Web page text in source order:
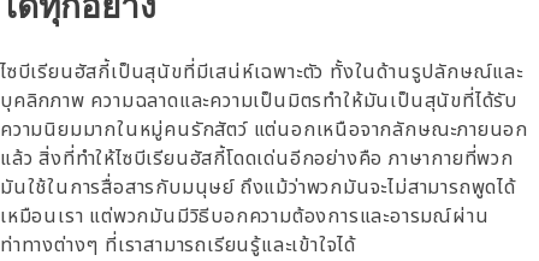
ไซบีเรียนฮัสกี้เป็นสุนัขที่มีเสน่ห์เฉพาะตัว ทั้งในด้านรูปลักษณ์และ
บุคลิกภาพ ความฉลาดและความเป็นมิตรทำให้มันเป็นสุนัขที่ได้รับ
ความนิยมมากในหมู่คนรักสัตว์ แต่นอกเหนือจากลักษณะภายนอก
แล้ว สิ่งที่ทำให้ไซบีเรียนฮัสกี้โดดเด่นอีกอย่างคือ ภาษากายที่พวก
มันใช้ในการสื่อสารกับมนุษย์ ถึงแม้ว่าพวกมันจะไม่สามารถพูดได้
เหมือนเรา แต่พวกมันมีวิธีบอกความต้องการและอารมณ์ผ่าน
ท่าทางต่างๆ ที่เราสามารถเรียนรู้และเข้าใจได้